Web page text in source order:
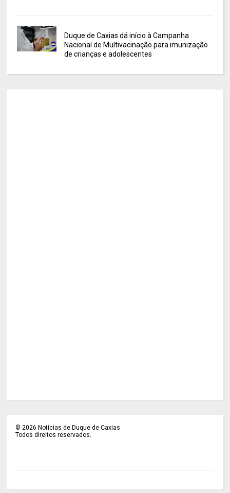
Duque de Caxias dá início à Campanha
Nacional de Multivacinação para imunização
de crianças e adolescentes
©2026 Notícias de Duque de Caxias
Todos direitos reservados.